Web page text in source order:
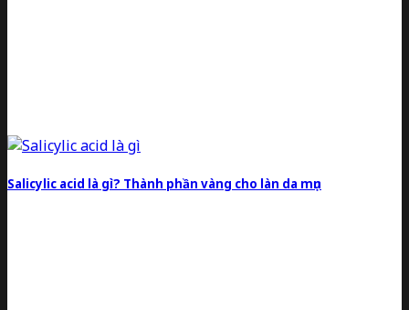
Salicylic acid là gì? Thành phần vàng cho làn da mụn